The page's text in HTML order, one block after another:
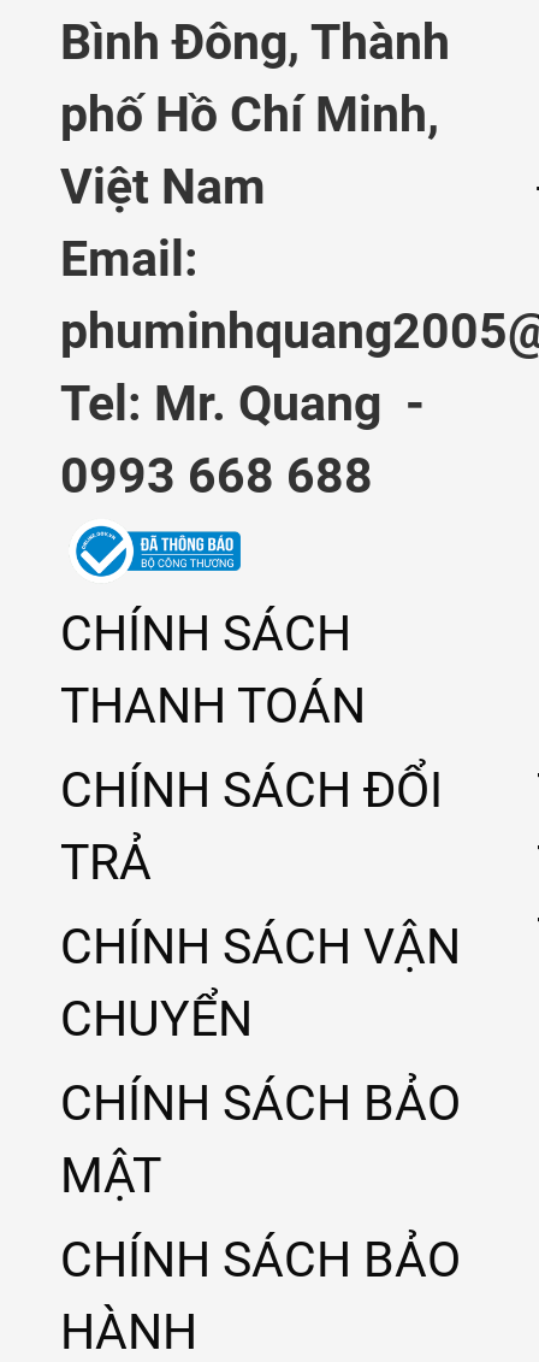
Bình Đông, Thành
phố Hồ Chí Minh,
Việt Nam
Email:
Tel: Mr. Quang -
0993 668 688
CHÍNH SÁCH
THANH TOÁN
CHÍNH SÁCH ĐỔI
TRẢ
CHÍNH SÁCH VẬN
CHUYỂN
CHÍNH SÁCH BẢO
MẬT
CHÍNH SÁCH BẢO
HÀNH